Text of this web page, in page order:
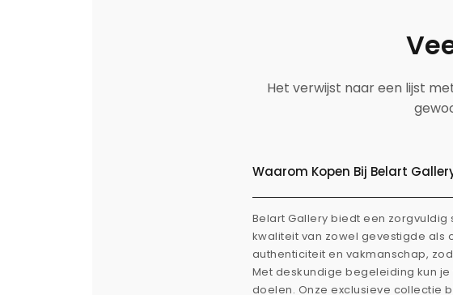
Het verwijst naar een lijst
Waarom Kopen Bij Belart
Belart Gallery biedt een
kwaliteit van zowel gevestigde als
authenticiteit en vakmanschap,
Met deskundige begeleiding kun
doelen. Onze exclusieve collectie